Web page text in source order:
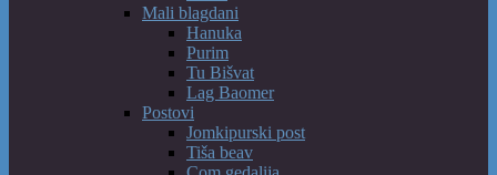
Mali blagdani
Hanuka
Purim
Tu Bišvat
Lag Baomer
Postovi
Jomkipurski post
Tiša beav